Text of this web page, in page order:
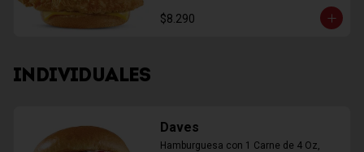
$8.290
INDIVIDUALES
Daves
Hamburguesa con 1 Carne de 4 Oz,